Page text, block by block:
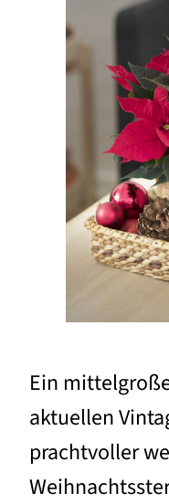
Ein
aktuellen
prachtvoller